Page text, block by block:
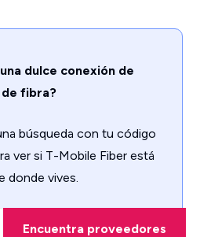
dulce conexión de
fibra?
búsqueda con tu código
ver si T-Mobile Fiber está
donde vives.
Encuentra proveedores